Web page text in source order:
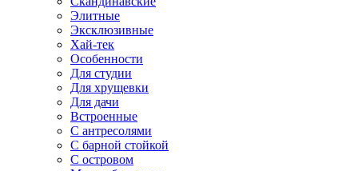
Элитные
Эксклюзивные
Хай-тек
Особенности
Для студии
Для хрущевки
Для дачи
Встроенные
С антресолями
С барной стойкой
С островом